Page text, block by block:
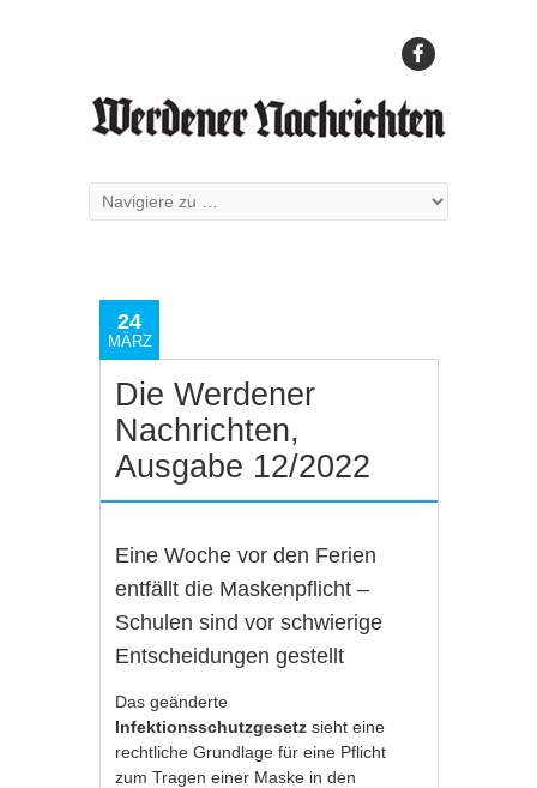
24
MÄRZ
Die Werdener
Nachrichten,
Ausgabe 12/2022
Eine Woche vor den Ferien
entfällt die Maskenpflicht –
Schulen sind vor schwierige
Entscheidungen gestellt
Das geänderte
Infektionsschutzgesetzsieht eine
rechtliche Grundlage für eine Pflicht
zum Tragen einer Maske in den